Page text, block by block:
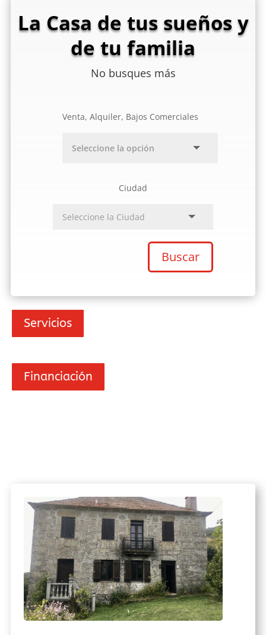
La Casa de tus sueños y
de tu familia
No busques más
Venta, Alquiler, Bajos Comerciales
Ciudad
Buscar
Servicios
Financiación